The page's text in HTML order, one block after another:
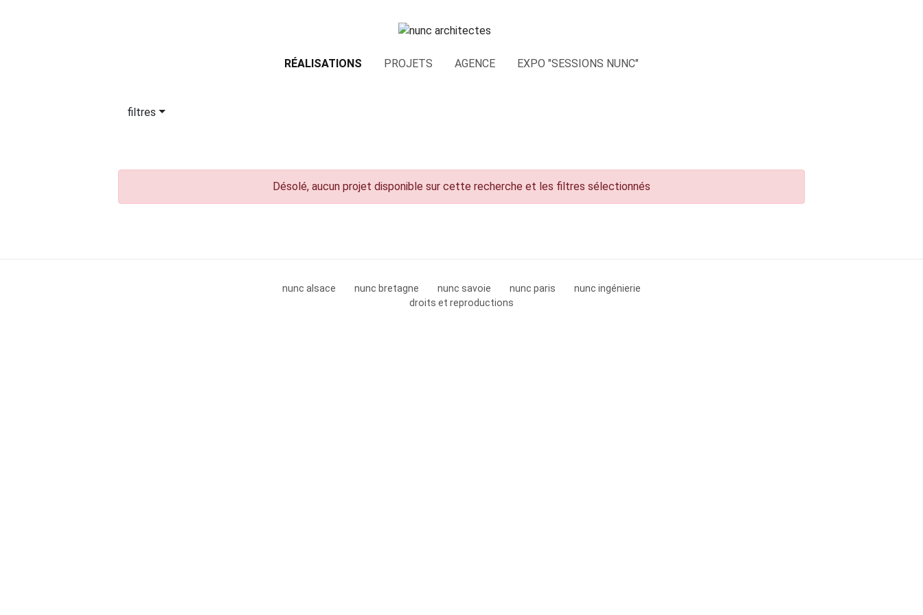
RÉALISATIONS PROJETS AGENCE EXPO "SESSIONS NUNC"
filtres
Désolé, aucun projet disponible sur cette recherche et les filtres sélectionnés
nunc alsace nunc bretagne nunc savoie nunc paris
nunc ingénierie
droits et reproductions